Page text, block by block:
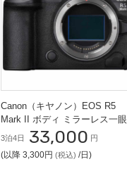
Canon（キヤノン）EOS R5
Mark II ボディ ミラーレス一眼
3泊4日 33,000 円
(以降 3,300円 (税込) /日)